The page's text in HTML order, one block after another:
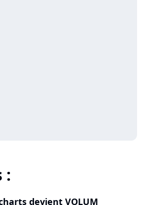
:
devient VOLUM